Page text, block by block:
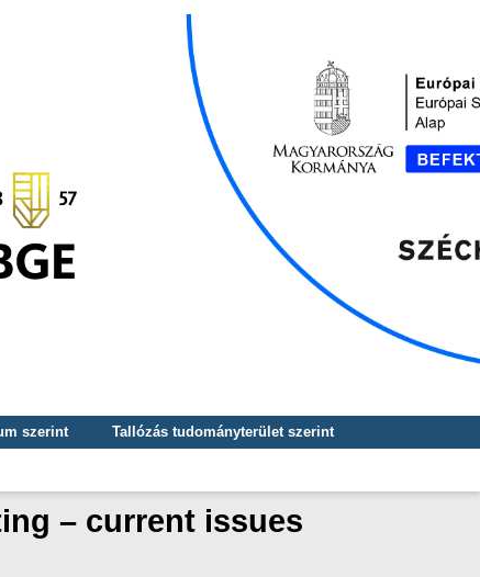
szerint
Tallózás tudományterület szerint
– current issues